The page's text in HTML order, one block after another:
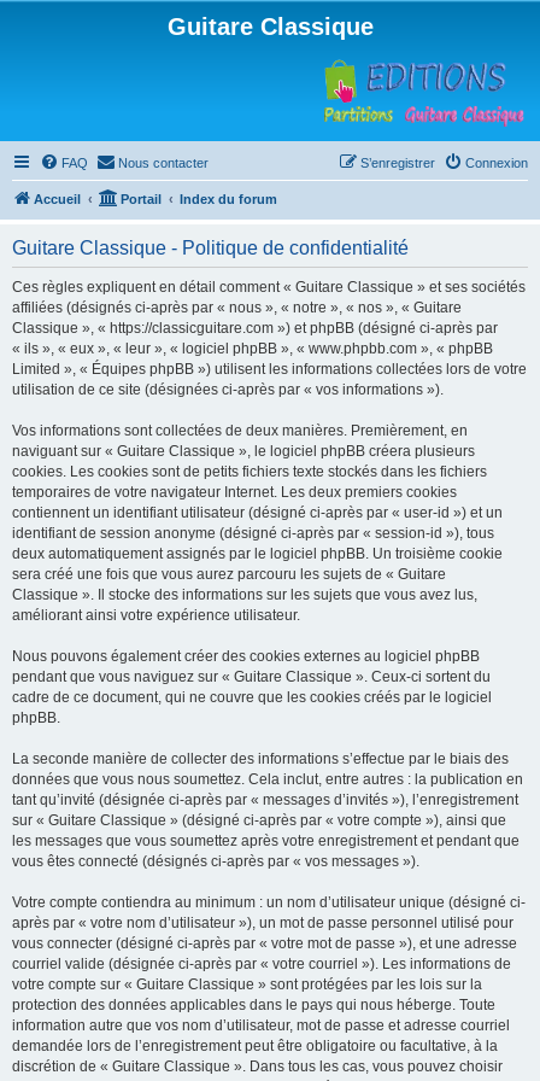
Guitare Classique
FAQ Nous contacter Connexion
S’enregistrer
Accueil Portail Index du forum
Guitare Classique - Politique de confidentialité
Ces règles expliquent en détail comment « Guitare Classique » et ses sociétés
affiliées (désignés ci-après par « nous », « notre », « nos », « Guitare
Classique », « https://classicguitare.com ») et phpBB (désigné ci-après par
« ils », « eux », « leur », « logiciel phpBB », « www.phpbb.com », « phpBB
Limited », « Équipes phpBB ») utilisent les informations collectées lors de votre
utilisation de ce site (désignées ci-après par « vos informations »).
Vos informations sont collectées de deux manières. Premièrement, en
naviguant sur « Guitare Classique », le logiciel phpBB créera plusieurs
cookies. Les cookies sont de petits fichiers texte stockés dans les fichiers
temporaires de votre navigateur Internet. Les deux premiers cookies
contiennent un identifiant utilisateur (désigné ci-après par « user-id ») et un
identifiant de session anonyme (désigné ci-après par « session-id »), tous
deux automatiquement assignés par le logiciel phpBB. Un troisième cookie
sera créé une fois que vous aurez parcouru les sujets de « Guitare
Classique ». Il stocke des informations sur les sujets que vous avez lus,
améliorant ainsi votre expérience utilisateur.
Nous pouvons également créer des cookies externes au logiciel phpBB
pendant que vous naviguez sur « Guitare Classique ». Ceux-ci sortent du
cadre de ce document, qui ne couvre que les cookies créés par le logiciel
phpBB.
La seconde manière de collecter des informations s’effectue par le biais des
données que vous nous soumettez. Cela inclut, entre autres : la publication en
tant qu’invité (désignée ci-après par « messages d’invités »), l’enregistrement
sur « Guitare Classique » (désigné ci-après par « votre compte »), ainsi que
les messages que vous soumettez après votre enregistrement et pendant que
vous êtes connecté (désignés ci-après par « vos messages »).
Votre compte contiendra au minimum : un nom d’utilisateur unique (désigné ci-
après par « votre nom d’utilisateur »), un mot de passe personnel utilisé pour
vous connecter (désigné ci-après par « votre mot de passe »), et une adresse
courriel valide (désignée ci-après par « votre courriel »). Les informations de
votre compte sur « Guitare Classique » sont protégées par les lois sur la
protection des données applicables dans le pays qui nous héberge. Toute
information autre que vos nom d’utilisateur, mot de passe et adresse courriel
demandée lors de l’enregistrement peut être obligatoire ou facultative, à la
discrétion de « Guitare Classique ». Dans tous les cas, vous pouvez choisir